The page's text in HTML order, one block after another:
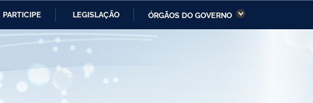
PARTICIPE LEGISLAÇÃO ÓRGÃOS DO GOVERNO
da Economia Ministério da Infraestrutura